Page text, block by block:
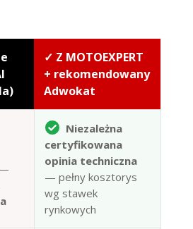
✓ Z MOTOEXPERT
+ rekomendowany
Adwokat
Niezależna
certyfikowana
opinia techniczna
— pełny kosztorys
wg stawek
rynkowych